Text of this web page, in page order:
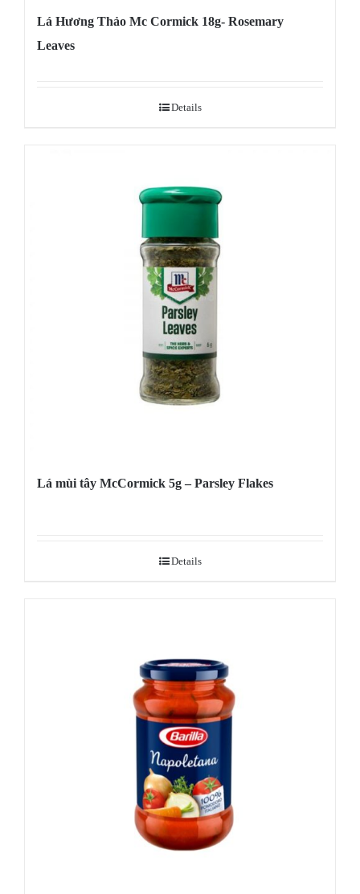
Lá Hương Thảo Mc Cormick 18g- Rosemary
Leaves
Details
Lá mùi tây McCormick 5g – Parsley Flakes
Details